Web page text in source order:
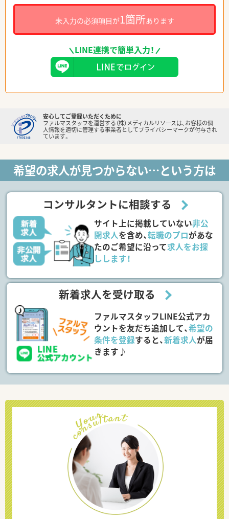
未入力の必須項目が1箇所あります
LINE連携で簡単入力！
安心してご登録いただくために
ファルマスタッフを運営する（株）メディカルリソースは、お客様の個
人情報を適切に管理する事業者としてプライバシーマークが付与され
ています。
希望の求人が見つからない…という方は
コンサルタントに相談する
サイト上に掲載していない非公
開求人を含め、転職のプロがあな
たのご希望に沿って求人をお探
しします！
新着求人を受け取る
ファルマスタッフLINE公式アカ
ウントを友だち追加して、希望の
条件を登録すると、新着求人が届
きます♪